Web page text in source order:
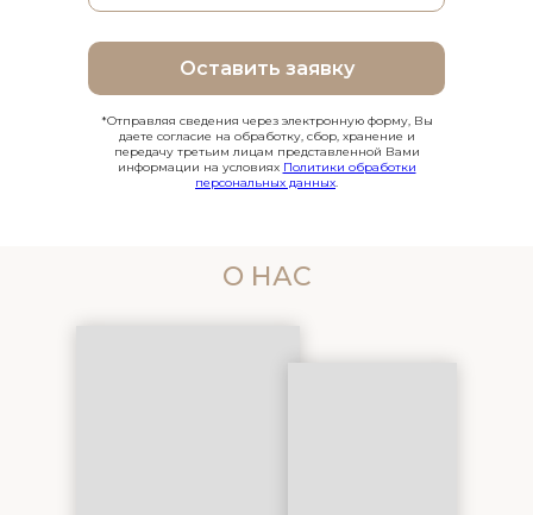
Оставить заявку
*Отправляя сведения через электронную форму, Вы
даете согласие на обработку, сбор, хранение и
передачу третьим лицам представленной Вами
информации на условиях Политики обработки
персональных данных.
О НАС